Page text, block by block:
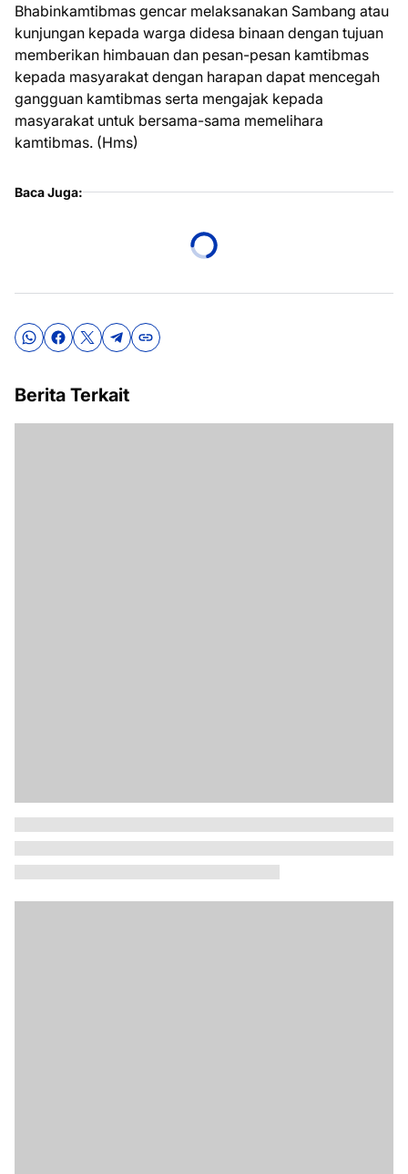
Bhabinkamtibmas gencar melaksanakan Sambang atau
kunjungan kepada warga didesa binaan dengan tujuan
memberikan himbauan dan pesan-pesan kamtibmas
kepada masyarakat dengan harapan dapat mencegah
gangguan kamtibmas serta mengajak kepada
masyarakat untuk bersama-sama memelihara
kamtibmas. (Hms)
Baca Juga:
Berita Terkait